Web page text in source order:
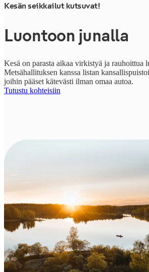
Luontoon junalla
Kesän seikkailut kutsuvat!
Kesä on parasta aikaa virkistyä ja rauhoittua
Metsähallituksen kanssa listan
joihin pääset kätevästi ilman omaa autoa.
Tutustu kohteisiin